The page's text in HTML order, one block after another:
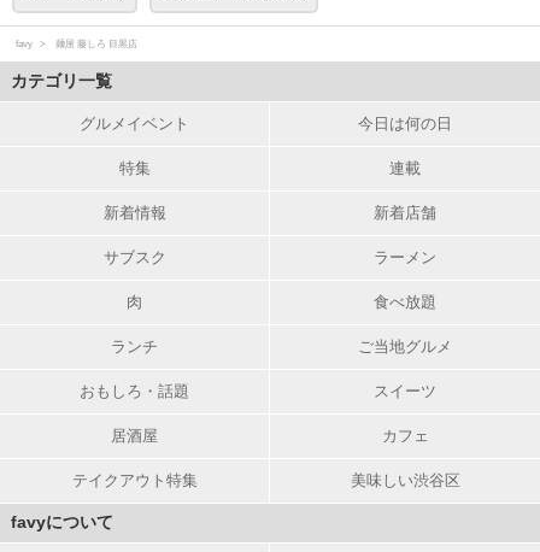
favy 麺屋 藤しろ 目黒店
カテゴリ一覧
グルメイベント 今日は何の日
特集 連載
新着情報 新着店舗
サブスク ラーメン
肉 食べ放題
ランチ ご当地グルメ
おもしろ・話題 スイーツ
居酒屋 カフェ
テイクアウト特集 美味しい渋谷区
favyについて